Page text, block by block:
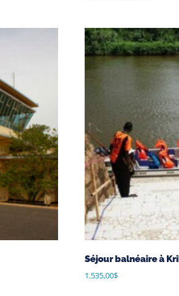
Séjour balnéaire à
1.535,00$